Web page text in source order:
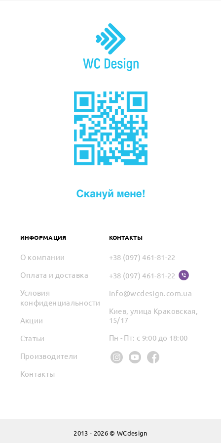
ИНФОРМАЦИЯ
О компании
Оплата и доставка
Условия
конфиденциальности
Акции
Статьи
Производители
Контакты
КОНТАКТЫ
+38 (097) 461-81-22
+38 (097) 461-81-22
info@wcdesign.com.ua
Киев, улица Краковская,
15/17
Пн - Пт: с 9:00 до 18:00
2013 - 2026 © WCdesign